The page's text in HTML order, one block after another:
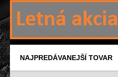
NAJPREDÁVANEJŠÍ TOVAR